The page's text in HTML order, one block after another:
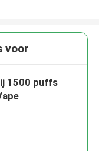
voor
1500 puffs